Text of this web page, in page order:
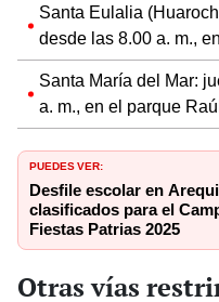
Santa Eulalia
desde las 8.00 a. m.,
Santa María del Mar:
a. m., en el parque
PUEDES VER:
Desfile escolar en
clasificados para el
Fiestas Patrias 2025
Otras vías